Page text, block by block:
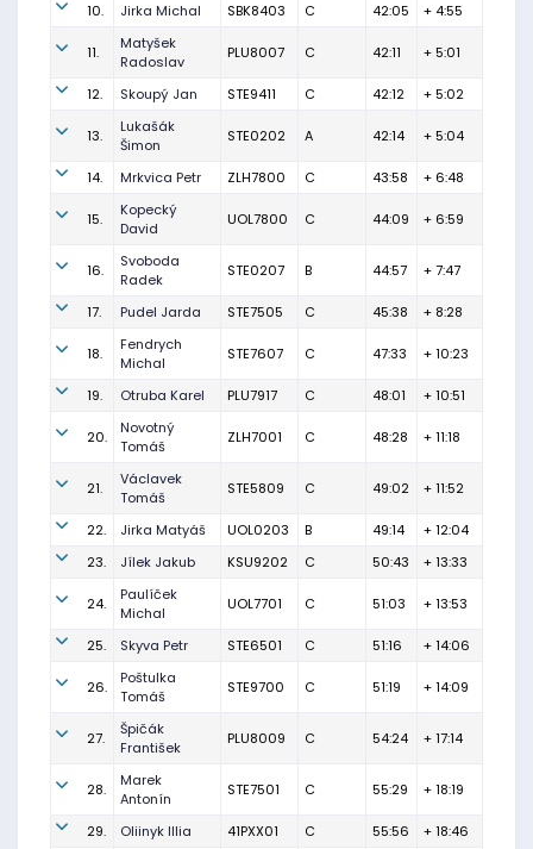
10.
Jirka Michal SBK8403 C 42:05 + 4:55
11.
Matyšek
Radoslav
PLU8007 C 42:11 + 5:01
12. Skoupý Jan STE9411 C 42:12 + 5:02
13.
Lukašák
Šimon
STE0202 A 42:14 + 5:04
14. Mrkvica Petr ZLH7800 C 43:58 + 6:48
15.
Kopecký
David
UOL7800 C 44:09 + 6:59
16.
Svoboda
Radek
STE0207 B 44:57 + 7:47
17. Pudel Jarda STE7505 C 45:38 + 8:28
18.
Fendrych
Michal
STE7607 C 47:33 + 10:23
19. Otruba Karel PLU7917 C 48:01 + 10:51
20.
Novotný
Tomáš
ZLH7001 C 48:28 + 11:18
21.
Václavek
Tomáš
STE5809 C 49:02 + 11:52
22. Jirka Matyáš UOL0203 B 49:14
+ 12:04
23.
Jílek Jakub KSU9202 C 50:43 + 13:33
24.
Paulíček
Michal
UOL7701 C 51:03 + 13:53
25. Skyva Petr STE6501 C 51:16 + 14:06
26.
Poštulka
Tomáš
STE9700 C 51:19 + 14:09
27.
Špičák
František
PLU8009 C 54:24 + 17:14
28.
Marek
Antonín
STE7501 C 55:29 + 18:19
29. Oliinyk Illia 41PXX01 C 55:56 + 18:46